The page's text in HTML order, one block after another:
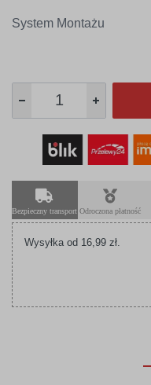
System Montażu
Bezpieczny transport Odroczona płatność
Wysyłka od 16,99 zł.